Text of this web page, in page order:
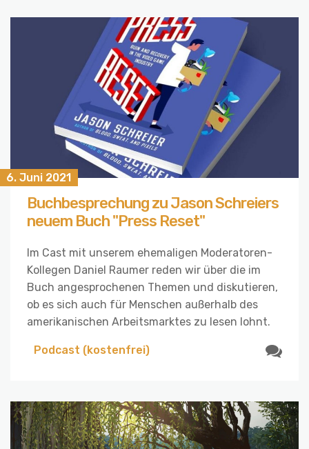
6. Juni 2021
Buchbesprechung zu Jason Schreiers
neuem Buch "Press Reset"
Im Cast mit unserem ehemaligen Moderatoren-
Kollegen Daniel Raumer reden wir über die im
Buch angesprochenen Themen und diskutieren,
ob es sich auch für Menschen außerhalb des
amerikanischen Arbeitsmarktes zu lesen lohnt.
Podcast (kostenfrei)